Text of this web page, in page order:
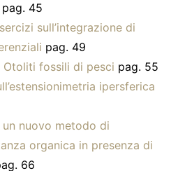
pag. 45
sull’integrazione di
pag. 49
Otoliti fossili di pesci pag. 55
ipersferica
un nuovo metodo di
organica in presenza di
66